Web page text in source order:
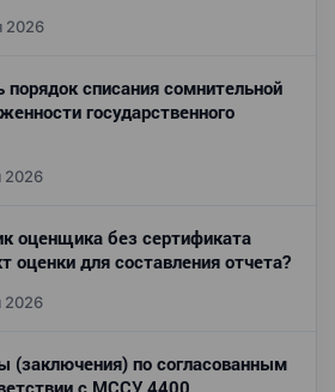
2026
списания сомнительной
государственного
2026
оценщика без сертификата
оценки для составления отчета?
2026
(заключения) по согласованным